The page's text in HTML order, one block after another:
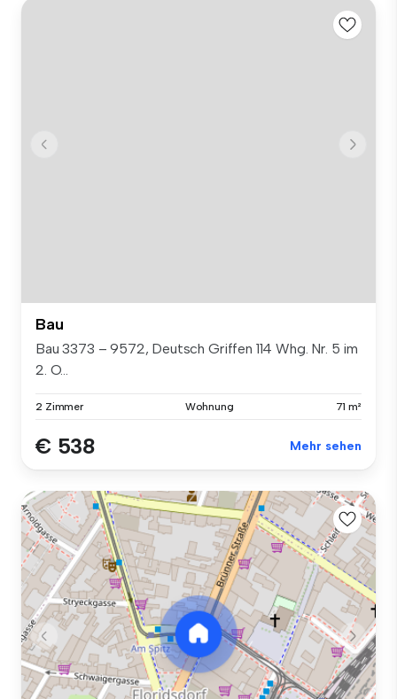
Bau
Bau 3373 – 9572, Deutsch Griffen 114 Whg. Nr. 5 im
2. O...
2 Zimmer Wohnung 71 m²
€ 538 Mehr sehen